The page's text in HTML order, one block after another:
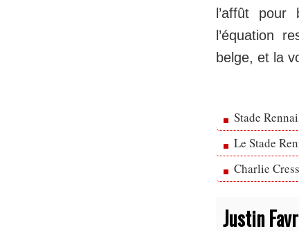
l’affût
l’équation
belge, et la
Stade
Le Stade
Charlie
Justin